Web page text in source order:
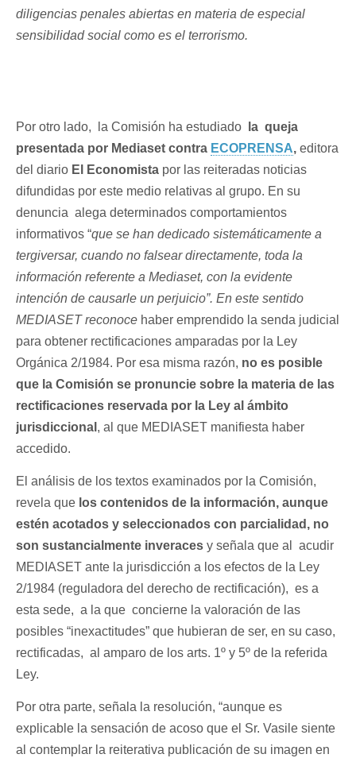
diligencias penales abiertas en materia de especial
sensibilidad social como es el terrorismo.
Por otro lado, la Comisión ha estudiado la queja
presentada por Mediaset contra ECOPRENSA, editora
del diario El Economista por las reiteradas noticias
difundidas por este medio relativas al grupo. En su
denuncia alega determinados comportamientos
informativos “que se han dedicado sistemáticamente a
tergiversar, cuando no falsear directamente, toda la
información referente a Mediaset, con la evidente
intención de causarle un perjuicio”. En este sentido
MEDIASET reconoce haber emprendido la senda judicial
para obtener rectificaciones amparadas por la Ley
Orgánica 2/1984. Por esa misma razón, no es posible
que la Comisión se pronuncie sobre la materia de las
rectificaciones reservada por la Ley al ámbito
jurisdiccional , al que MEDIASET manifiesta haber
accedido.
El análisis de los textos examinados por la Comisión,
revela que los contenidos de la información, aunque
estén acotados y seleccionados con parcialidad, no
son sustancialmente inveraces y señala que al acudir
MEDIASET ante la jurisdicción a los efectos de la Ley
2/1984 (reguladora del derecho de rectificación), es a
esta sede, a la que concierne la valoración de las
posibles “inexactitudes” que hubieran de ser, en su caso,
rectificadas, al amparo de los arts. 1º y 5º de la referida
Ley.
Por otra parte, señala la resolución, “aunque es
explicable la sensación de acoso que el Sr. Vasile siente
al contemplar la reiterativa publicación de su imagen en